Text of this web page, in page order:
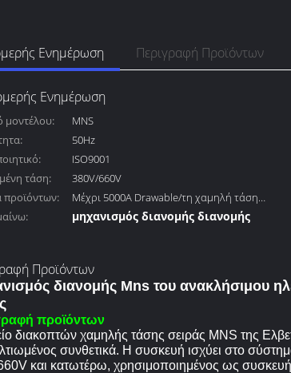
Ενημέρωση Περιγραφή Προϊόντων
Ενημέρωση
μοντέλου: MNS
50Hz
ISO9001
τάση:
380V/660V
Μέχρι 5000A Drawable/τη χαμηλή τάση
Drawout
μηχανισμός διανομής διανομής
Προϊόντων
διανομής Mns του ανακλήσιμου
προϊόντων
διακοπτών χαμηλής τάσης σειράς MNS της
συνθετικά. Η συσκευή ισχύει στο
και κατωτέρω, χρησιμοποιημένος ως